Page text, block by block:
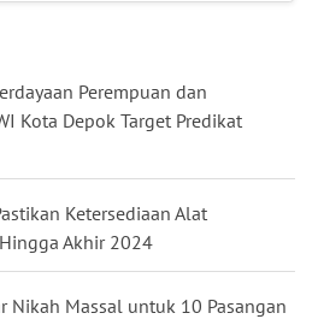
Perempuan dan
Kota Depok Target Predikat
Ketersediaan Alat
Akhir 2024
Nikah Massal untuk 10 Pasangan